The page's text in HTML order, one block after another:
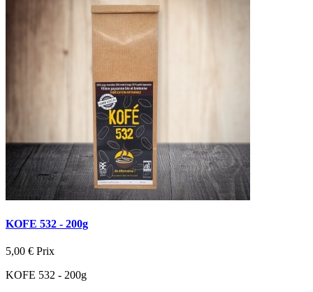
KOFE 532 - 200g
5,00 € Prix
KOFE 532 - 200g